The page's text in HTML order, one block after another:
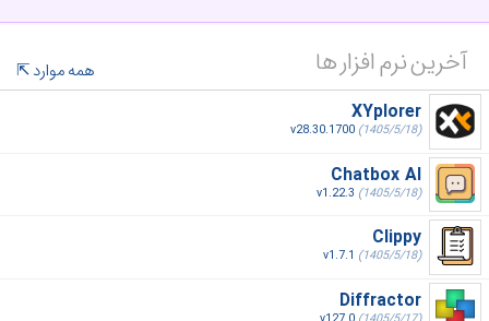
آخرین نرم افزار ها
همه موارد
XYplorer
v28.30.1700 (1405/5/18)
Chatbox AI
v1.22.3 (1405/5/18)
Clippy
v1.7.1 (1405/5/18)
Diffractor